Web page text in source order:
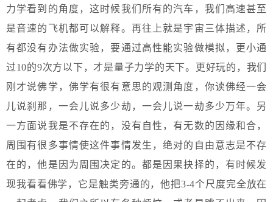
力学看到的角度，这时候我们所有的汽车，我们高速甚至
是音速的飞机都可以解释。再往上就是宇宙三体描述，所
有都没有办法做实验，要通过高性能实验做模拟，更小通
过10的9次方以下，才是量子力学的天下。更好玩的，我们
刚才说佛学，佛学有很有意思的观测角度，你读佛经一会
儿说刹那，一会儿说多少劫，一会儿说一劫多少万年。另
一方面说我是不存在的，没有自性，有无数的因缘和合，
周围有很多事情使这件事情发生，绝对的自由意志是不存
在的，他是因为周围决定的。都是因果抉择的，有时候发
现我看看佛学，它是触类旁通的，他把3-4个尺度完全放在